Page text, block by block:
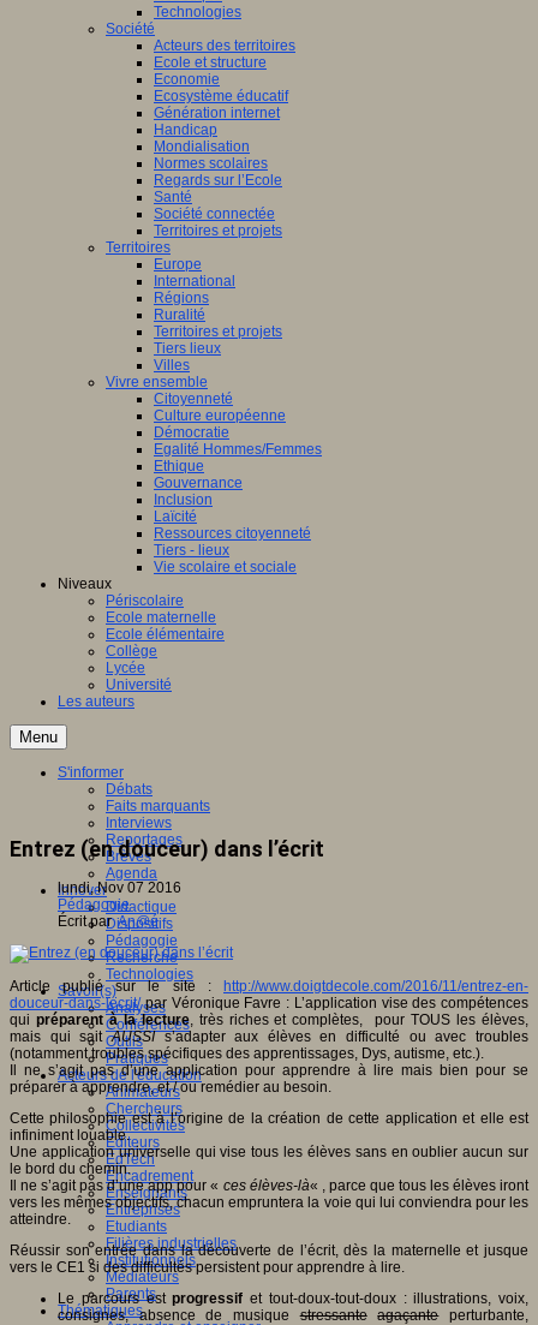
Technologies
Société
Acteurs des territoires
Ecole et structure
Economie
Ecosystème éducatif
Génération internet
Handicap
Mondialisation
Normes scolaires
Regards sur l’Ecole
Santé
Société connectée
Territoires et projets
Territoires
Europe
International
Régions
Ruralité
Territoires et projets
Tiers lieux
Villes
Vivre ensemble
Citoyenneté
Culture européenne
Démocratie
Egalité Hommes/Femmes
Ethique
Gouvernance
Inclusion
Laïcité
Ressources citoyenneté
Tiers - lieux
Vie scolaire et sociale
Niveaux
Périscolaire
Ecole maternelle
Ecole élémentaire
Collège
Lycée
Université
Les auteurs
Menu
S'informer
Débats
Faits marquants
Interviews
Reportages
Brèves
Agenda
Innover
Didactique
Dispositifs
Pédagogie
Recherche
Technologies
Savoir(s)
Analyses
Conférences
Outils
Pratiques
Acteurs de l'éducation
Animateurs
Chercheurs
Collectivités
Editeurs
EdTech
Encadrement
Enseignants
Entreprises
Etudiants
Filières industrielles
Institutionnels
Médiateurs
Parents
Thématiques
Entrez (en douceur) dans l’écrit
lundi, Nov 07 2016
Pédagogie
Écrit parAn@é
Article publié sur le site : http://www.doigtdecole.com/2016/11/entrez-en-
douceur-dans-lecrit/par Véronique Favre : L’application vise des compétences
qui préparent à la lecture, très riches et complètes, pour TOUS les élèves,
mais qui saitAUSSIs’adapter aux élèves en difficulté ou avec troubles
(notamment troubles spécifiques des apprentissages, Dys, autisme, etc.).
Il ne s’agit pas d’une application pour apprendre à lire mais bien pour se
préparer à apprendre, et / ou remédier au besoin.
Cette philosophie est à l’origine de la création de cette application et elle est
infiniment louable.
Une application universelle qui vise tous les élèves sans en oublier aucun sur
le bord du chemin.
Il ne s’agit pas d’une app pour « ces élèves-là« , parce que tous les élèves iront
vers les mêmes objectifs, chacun empruntera la voie qui lui conviendra pour les
atteindre.
Réussir son entrée dans la découverte de l’écrit, dès la maternelle et jusque
vers le CE1 si des difficultés persistent pour apprendre à lire.
Le parcours estprogressif et tout-doux-tout-doux : illustrations, voix,
consignes, absence de musiquestressante agaçanteperturbante,